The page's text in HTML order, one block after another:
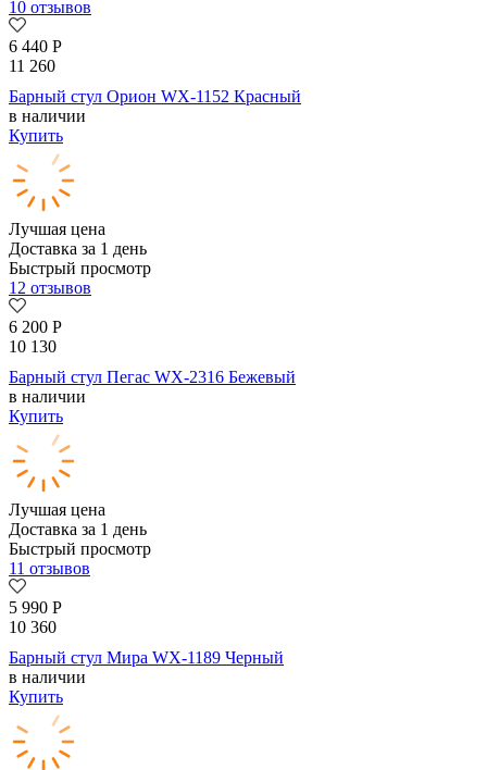
10 отзывов
6 440 Р
11 260
Барный стул Орион WX-1152 Красный
в наличии
Купить
Лучшая цена
Доставка за 1 день
Быстрый просмотр
12 отзывов
6 200 Р
10 130
Барный стул Пегас WX-2316 Бежевый
в наличии
Купить
Лучшая цена
Доставка за 1 день
Быстрый просмотр
11 отзывов
5 990 Р
10 360
Барный стул Мира WX-1189 Черный
в наличии
Купить